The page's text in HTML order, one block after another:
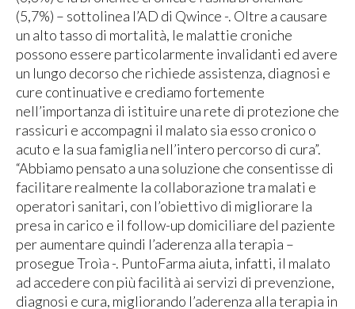
(5,7%) – sottolinea l’AD di Qwince -. Oltre a causare
un alto tasso di mortalità, le malattie croniche
possono essere particolarmente invalidanti ed avere
un lungo decorso che richiede assistenza, diagnosi e
cure continuative e crediamo fortemente
nell’importanza di istituire una rete di protezione che
rassicuri e accompagni il malato sia esso cronico o
acuto e la sua famiglia nell’intero percorso di cura”.
“Abbiamo pensato a una soluzione che consentisse di
facilitare realmente la collaborazione tra malati e
operatori sanitari, con l’obiettivo di migliorare la
presa in carico e il follow-up domiciliare del paziente
per aumentare quindi l’aderenza alla terapia –
prosegue Troìa -. PuntoFarma aiuta, infatti, il malato
ad accedere con più facilità ai servizi di prevenzione,
diagnosi e cura, migliorando l’aderenza alla terapia in